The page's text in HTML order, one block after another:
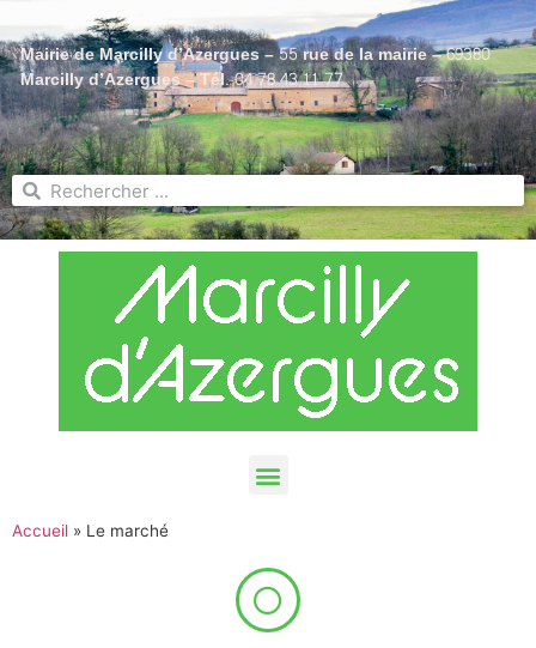
Mairie de Marcilly d’Azergues – 55 rue de la mairie – 69380
Marcilly d’Azergues – Tél. 04 78 43 11 77
Accueil » Le marché